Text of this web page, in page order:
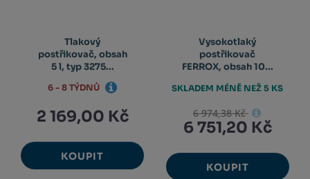
Tlakový
postřikovač, obsah
5 l, typ 3275...
2 169,00 Kč
KOUPIT
6 - 8 TÝDNŮ
Vysokotlaký
postřikovač
FERROX, obsah 10...
6 974,38 Kč
6 751,20 Kč
KOUPIT
SKLADEM MÉNĚ NEŽ 5 KS